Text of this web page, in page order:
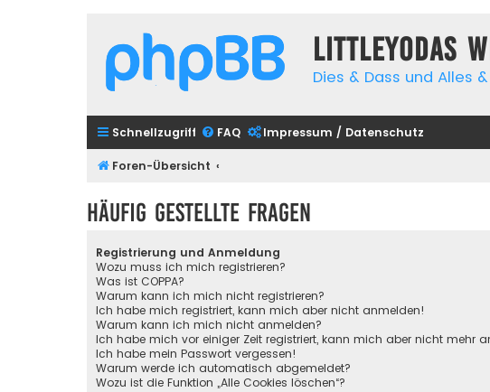
Littleyodas
Dies & Dass und Alles
Schnellzugriff FAQ Impressum / Datenschutz
Foren-Übersicht
Häufig gestellte Fragen
Registrierung und Anmeldung
Wozu muss ich mich registrieren?
Was ist COPPA?
Warum kann ich mich nicht registrieren?
Ich habe mich registriert, kann mich aber nicht anmelden!
Warum kann ich mich nicht anmelden?
Ich habe mich vor einiger Zeit registriert, kann mich aber nicht mehr
Ich habe mein Passwort vergessen!
Warum werde ich automatisch abgemeldet?
Wozu ist die Funktion „Alle Cookies löschen“?